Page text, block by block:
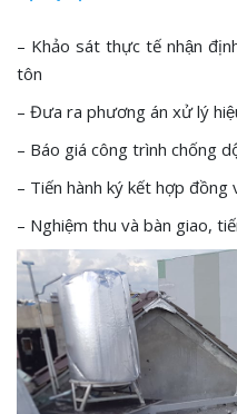
– Khảo sát thực tế nhận
tôn
– Đưa ra phương án xử lý
– Báo giá công trình chống
– Tiến hành ký kết hợp đồng
– Nghiệm thu và bàn giao,